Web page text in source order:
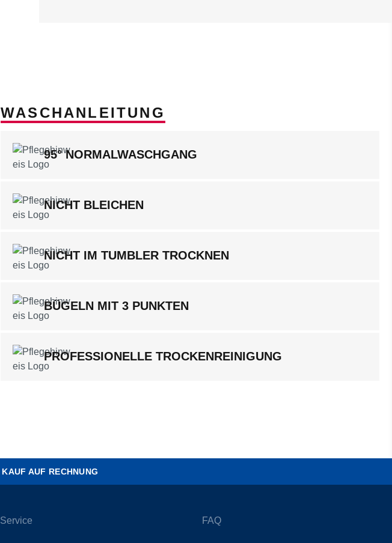
WASCHANLEITUNG
95° NORMALWASCHGANG
NICHT BLEICHEN
NICHT IM TUMBLER TROCKNEN
BÜGELN MIT 3 PUNKTEN
PROFESSIONELLE TROCKENREINIGUNG
KAUF AUF RECHNUNG
Service FAQ